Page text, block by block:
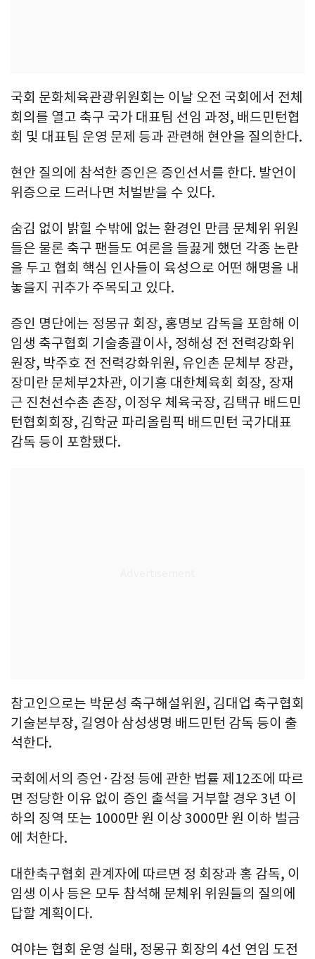
국회 문화체육관광위원회는 이날 오전 국회에서 전체
회의를 열고 축구 국가 대표팀 선임 과정, 배드민턴협
회 및 대표팀 운영 문제 등과 관련해 현안을 질의한다.
현안 질의에 참석한 증인은 증인선서를 한다. 발언이
위증으로 드러나면 처벌받을 수 있다.
숨김 없이 밝힐 수밖에 없는 환경인 만큼 문체위 위원
들은 물론 축구 팬들도 여론을 들끓게 했던 각종 논란
을 두고 협회 핵심 인사들이 육성으로 어떤 해명을 내
놓을지 귀추가 주목되고 있다.
증인 명단에는 정몽규 회장, 홍명보 감독을 포함해 이
임생 축구협회 기술총괄이사, 정해성 전 전력강화위
원장, 박주호 전 전력강화위원, 유인촌 문체부 장관,
장미란 문체부2차관, 이기흥 대한체육회 회장, 장재
근 진천선수촌 촌장, 이정우 체육국장, 김택규 배드민
턴협회회장, 김학균 파리올림픽 배드민턴 국가대표
감독 등이 포함됐다.
참고인으로는 박문성 축구해설위원, 김대업 축구협회
기술본부장, 길영아 삼성생명 배드민턴 감독 등이 출
석한다.
국회에서의 증언·감정 등에 관한 법률 제12조에 따르
면 정당한 이유 없이 증인 출석을 거부할 경우 3년 이
하의 징역 또는 1000만 원 이상 3000만 원 이하 벌금
에 처한다.
대한축구협회 관계자에 따르면 정 회장과 홍 감독, 이
임생 이사 등은 모두 참석해 문체위 위원들의 질의에
답할 계획이다.
여야는 협회 운영 실태, 정몽규 회장의 4선 연임 도전